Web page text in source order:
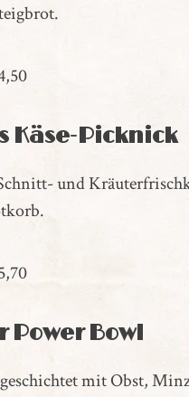
Käse-Picknick
und
Power Bowl
mit Obst,